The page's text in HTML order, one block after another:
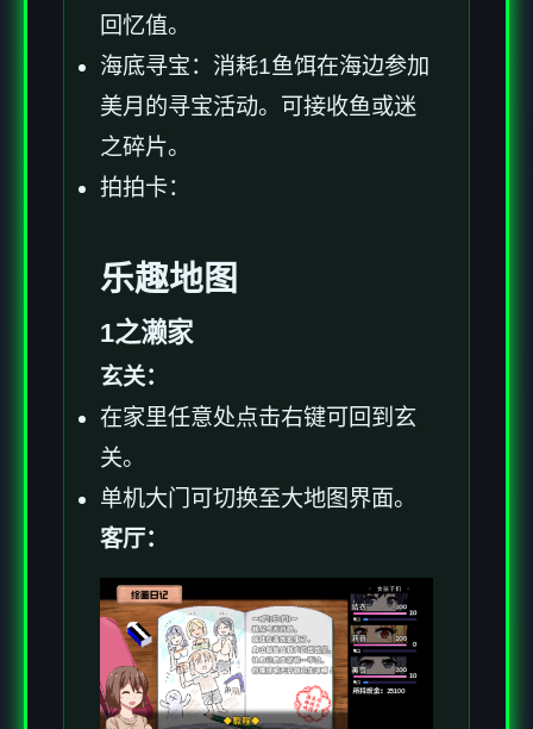
回忆值。
海底寻宝：消耗1鱼饵在海边参加
美月的寻宝活动。可接收鱼或迷
之碎片。
拍拍卡：
乐趣地图
1之濑家
玄关：
在家里任意处点击右键可回到玄
关。
单机大门可切换至大地图界面。
客厅：